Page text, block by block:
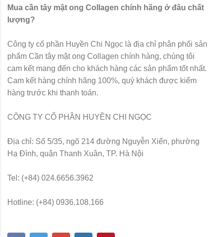
Mua cần tây mật ong Collagen chính hãng ở đâu chất
lượng?
Công ty cổ phần Huyền Chi Ngọc là địa chỉ phân phối sản
phẩm Cần tây mật ong Collagen chính hàng, chúng tôi
cam kết mang đến cho khách hàng các sản phẩm tốt nhất.
Cam kết hàng chính hãng 100%, quý khách được kiểm
hàng trước khi thanh toán.
CÔNG TY CỔ PHẦN HUYỀN CHI NGỌC
Địa chỉ: Số 5/35, ngõ 214 đường Nguyễn Xiển, phường
Hạ Đình, quận Thanh Xuân, TP. Hà Nội
Tel: (+84) 024.6656.3962
Hotline: (+84) 0936.108.166